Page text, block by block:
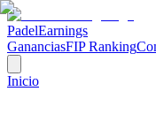
PadelEarnings
GananciasFIP Ranking
Inicio